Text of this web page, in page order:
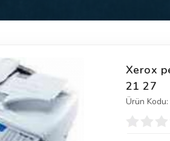
Xerox
21 27
Ürün Kodu: